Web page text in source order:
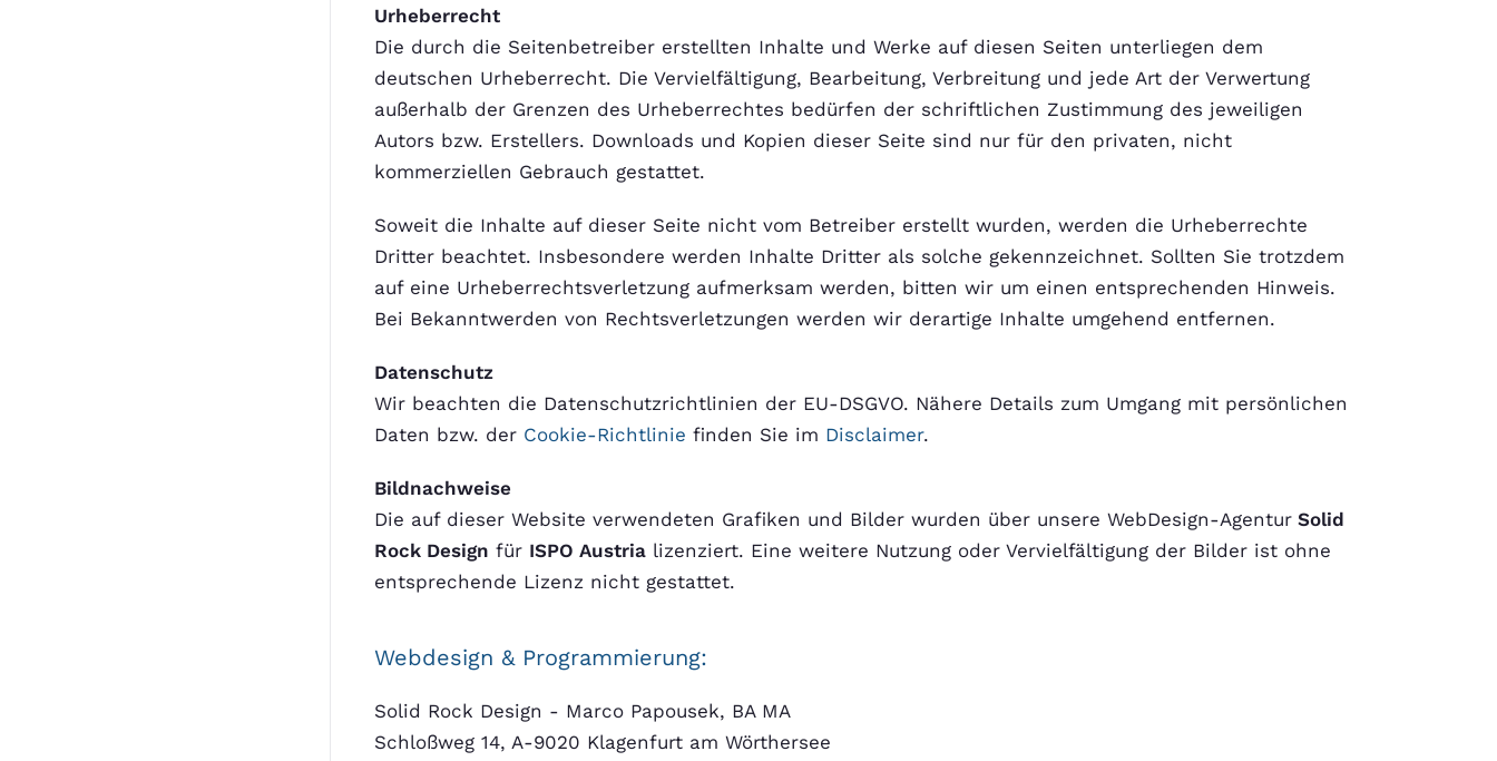
Urheberrecht
Die durch die Seitenbetreiber erstellten Inhalte und Werke auf diesen Seiten unterliegen dem
deutschen Urheberrecht. Die Vervielfältigung, Bearbeitung, Verbreitung und jede Art der Verwertung
außerhalb der Grenzen des Urheberrechtes bedürfen der schriftlichen Zustimmung des jeweiligen
Autors bzw. Erstellers. Downloads und Kopien dieser Seite sind nur für den privaten, nicht
kommerziellen Gebrauch gestattet.
Soweit die Inhalte auf dieser Seite nicht vom Betreiber erstellt wurden, werden die Urheberrechte
Dritter beachtet. Insbesondere werden Inhalte Dritter als solche gekennzeichnet. Sollten Sie trotzdem
auf eine Urheberrechtsverletzung aufmerksam werden, bitten wir um einen entsprechenden Hinweis.
Bei Bekanntwerden von Rechtsverletzungen werden wir derartige Inhalte umgehend entfernen.
Datenschutz
Wir beachten die Datenschutzrichtlinien der EU-DSGVO. Nähere Details zum Umgang mit persönlichen
Daten bzw. der Cookie-Richtlinie finden Sie im Disclaimer.
Bildnachweise
Die auf dieser Website verwendeten Grafiken und Bilder wurden über unsere WebDesign-Agentur Solid
Rock Design für ISPO Austria lizenziert. Eine weitere Nutzung oder Vervielfältigung der Bilder ist ohne
entsprechende Lizenz nicht gestattet.
Webdesign & Programmierung:
Solid Rock Design - Marco Papousek, BA MA
Schloßweg 14, A-9020 Klagenfurt am Wörthersee